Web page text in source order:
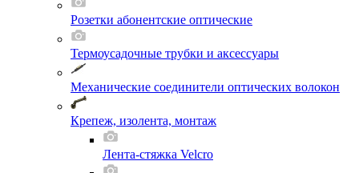
Розетки абонентские оптические
Термоусадочные трубки и аксессуары
Механические соединители оптических волокон
Крепеж, изолента, монтаж
Лента-стяжка Velcro